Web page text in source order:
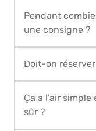
Pendant
une consigne ?
consignes pour
minimum à 90
longues
in the City par
Doit-on
notre site, car il
espèces dans le
Ça a l'air
sûr ?